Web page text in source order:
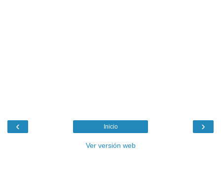
‹ ›
Inicio
Ver versión web